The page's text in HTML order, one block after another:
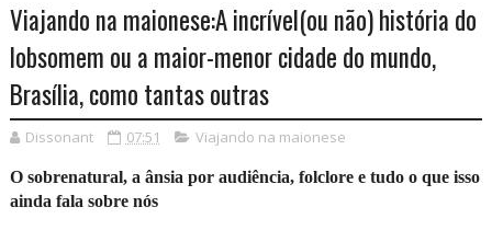
Viajando na maionese:A incrível(ou não) história do
lobsomem ou a maior-menor cidade do mundo,
Brasília, como tantas outras
Dissonant 07:51 Viajando na maionese
O sobrenatural, a ânsia por audiência, folclore e tudo o que isso
ainda fala sobre nós